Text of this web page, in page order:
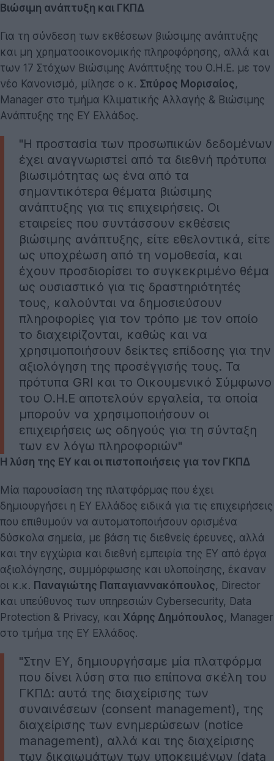
Βιώσιμη ανάπτυξη και ΓΚΠΔ
Για τη σύνδεση των εκθέσεων βιώσιμης ανάπτυξης
και μη χρηματοοικονομικής πληροφόρησης, αλλά και
των 17 Στόχων Βιώσιμης Ανάπτυξης του Ο.Η.Ε. με τον
νέο Κανονισμό, μίλησε ο κ. Σπύρος Μορισαίος,
Manager στο τμήμα Κλιματικής Αλλαγής & Βιώσιμης
Ανάπτυξης της ΕΥ Ελλάδος.
"Η προστασία των προσωπικών δεδομένων
έχει αναγνωριστεί από τα διεθνή πρότυπα
βιωσιμότητας ως ένα από τα
σημαντικότερα θέματα βιώσιμης
ανάπτυξης για τις επιχειρήσεις. Οι
εταιρείες που συντάσσουν εκθέσεις
βιώσιμης ανάπτυξης, είτε εθελοντικά, είτε
ως υποχρέωση από τη νομοθεσία, και
έχουν προσδιορίσει το συγκεκριμένο θέμα
ως ουσιαστικό για τις δραστηριότητές
τους, καλούνται να δημοσιεύσουν
πληροφορίες για τον τρόπο με τον οποίο
το διαχειρίζονται, καθώς και να
χρησιμοποιήσουν δείκτες επίδοσης για την
αξιολόγηση της προσέγγισής τους. Τα
πρότυπα GRI και το Οικουμενικό Σύμφωνο
του Ο.Η.Ε αποτελούν εργαλεία, τα οποία
μπορούν να χρησιμοποιήσουν οι
επιχειρήσεις ως οδηγούς για τη σύνταξη
των εν λόγω πληροφοριών"
Η λύση της ΕΥ και οι πιστοποιήσεις για τον ΓΚΠΔ
Μία παρουσίαση της πλατφόρμας που έχει
δημιουργήσει η ΕΥ Ελλάδος ειδικά για τις επιχειρήσεις
που επιθυμούν να αυτοματοποιήσουν ορισμένα
δύσκολα σημεία, με βάση τις διεθνείς έρευνες, αλλά
και την εγχώρια και διεθνή εμπειρία της ΕΥ από έργα
αξιολόγησης, συμμόρφωσης και υλοποίησης, έκαναν
οι κ.κ. Παναγιώτης Παπαγιαννακόπουλος, Director
και υπεύθυνος των υπηρεσιών Cybersecurity, Data
Protection & Privacy, και Χάρης Δημόπουλος, Manager
στο τμήμα της ΕΥ Ελλάδος.
"Στην ΕΥ, δημιουργήσαμε μία πλατφόρμα
που δίνει λύση στα πιο επίπονα σκέλη του
ΓΚΠΔ: αυτά της διαχείρισης των
συναινέσεων (consent management), της
διαχείρισης των ενημερώσεων (notice
management), αλλά και της διαχείρισης
των δικαιωμάτων των υποκειμένων (data